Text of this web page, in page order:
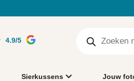
4.9/5
Sierkussens Jouw